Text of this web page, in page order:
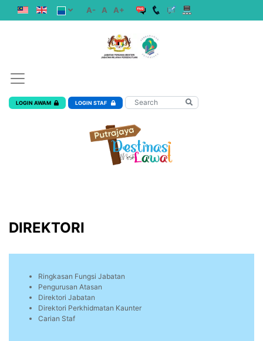
A- A A+
LOGIN AWAM LOGIN STAF
DIREKTORI
Ringkasan Fungsi Jabatan
Pengurusan Atasan
Direktori Jabatan
Direktori Perkhidmatan Kaunter
Carian Staf